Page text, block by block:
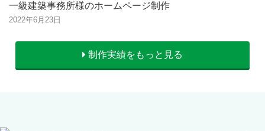
一級建築事務所様のホームページ制作
2022年6月23日
制作実績をもっと見る